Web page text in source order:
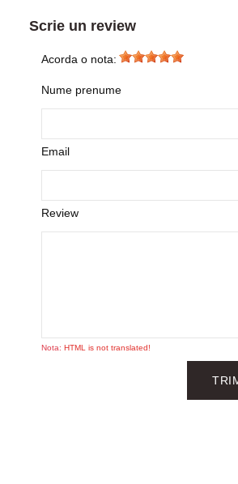
Scrie un review
Acorda o nota:
Nume prenume
Email
Review
Nota: HTML is not translated!